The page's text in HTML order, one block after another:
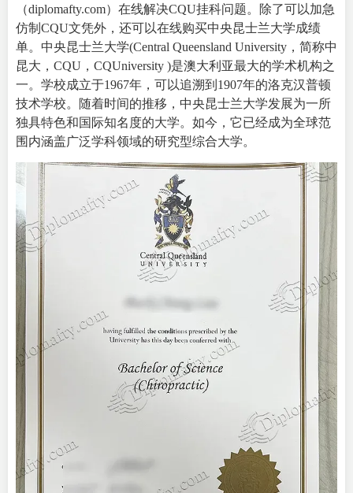
（diplomafty.com）在线解决CQU挂科问题。除了可以加急
仿制CQU文凭外，还可以在线购买中央昆士兰大学成绩
单。 中央昆士兰大学(Central Queensland University，简称中
昆大，CQU，CQUniversity )是澳大利亚最大的学术机构之
一。学校成立于1967年，可以追溯到1907年的洛克汉普顿
技术学校。随着时间的推移，中央昆士兰大学发展为一所
独具特色和国际知名度的大学。如今，它已经成为全球范
围内涵盖广泛学科领域的研究型综合大学。